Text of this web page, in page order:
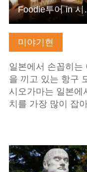
미야기현
일본에서 손꼽히는
을 끼고 있는 항구
시오가마는 일본에
치를 가장 많이 잡
기본정보 보기